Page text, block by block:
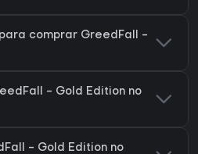
comprar GreedFall -
- Gold Edition no
- Gold Edition no